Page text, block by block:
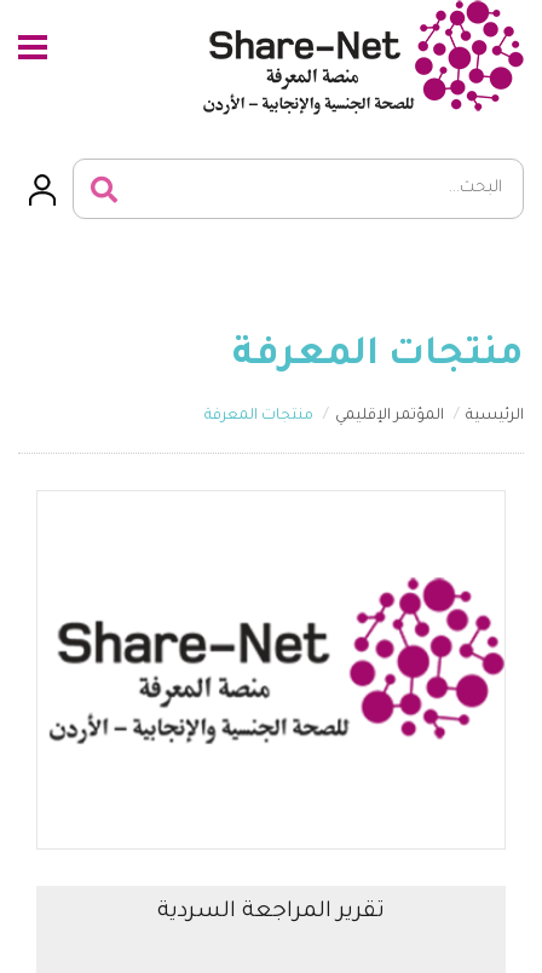
منتجات المعرفة
الرئيسية المؤتمر الإقليمي منتجات المعرفة
تقرير المراجعة السردية